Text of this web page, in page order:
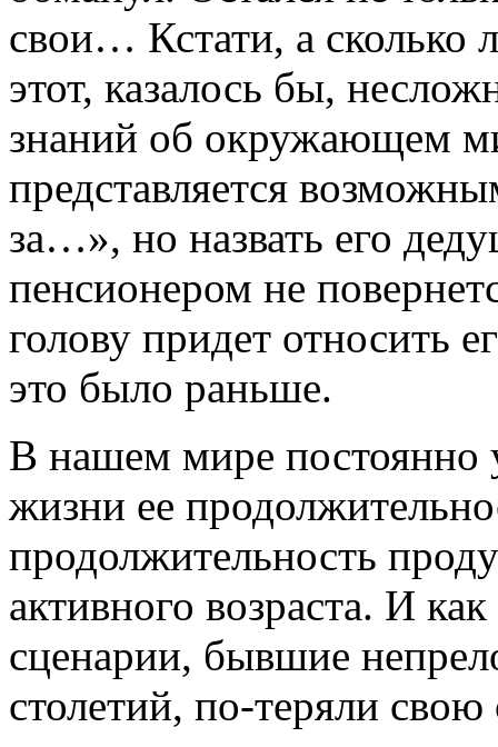
свои… Кстати, а сколько
этот, казалось бы,
знаний об окружающем
представляется
за…», но назвать его
пенсионером не
голову придет относить
это было раньше.
В нашем мире постоянно
жизни ее
продолжительность
активного возраста. И
сценарии, бывшие
столетий, по-теряли свою